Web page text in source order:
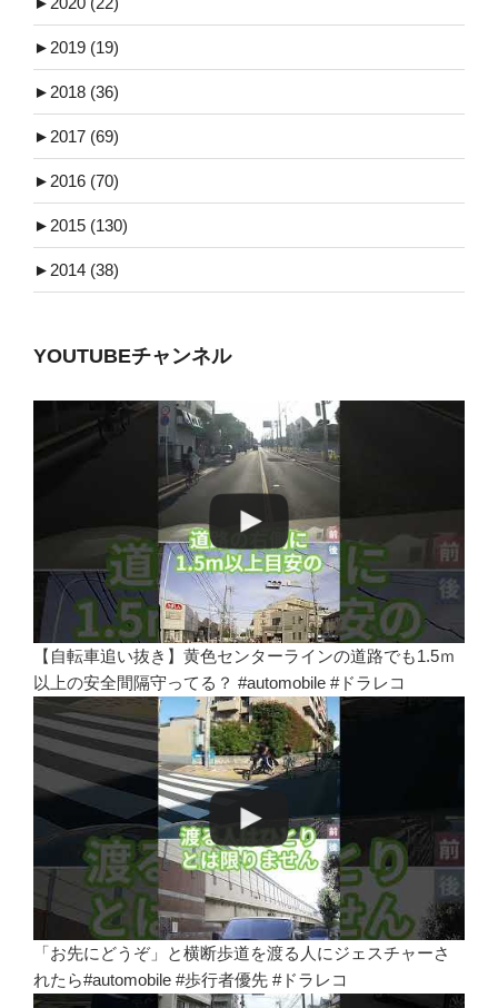
► 2019 (19)
► 2018 (36)
► 2017 (69)
► 2016 (70)
► 2015 (130)
► 2014 (38)
YOUTUBEチャンネル
【自転車追い抜き】黄色センターラインの道路でも1.5ｍ
以上の安全間隔守ってる？ #automobile #ドラレコ
「お先にどうぞ」と横断歩道を渡る人にジェスチャーさ
れたら#automobile #歩行者優先 #ドラレコ